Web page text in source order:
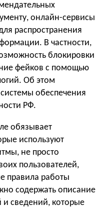
онлайн-сервисы
распространения
В частности,
блокировки
фейков с помощью
Об этом
обеспечения
РФ.
обязывает
используют
не просто
пользователей,
правила работы
содержать описание
сведений, которые